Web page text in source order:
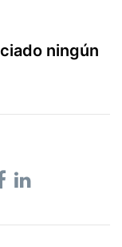
ningún